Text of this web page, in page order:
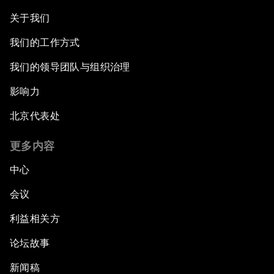
关于我们
我们的工作方式
我们的领导团队与组织治理
影响力
北京代表处
更多内容
中心
会议
利益相关方
论坛故事
新闻稿